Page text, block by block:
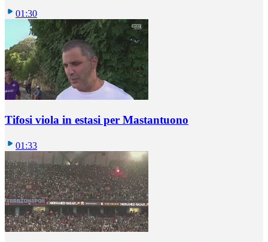
01:30
Tifosi viola in estasi per Mastantuono
01:33